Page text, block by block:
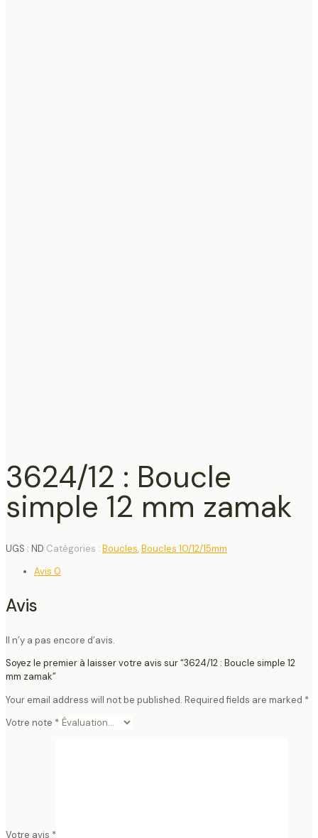
3624/12 : Boucle
simple 12 mm zamak
UGS : ND Catégories : Boucles,Boucles 10/12/15mm
Avis 0
Avis
Il n’y a pas encore d’avis.
Soyez le premier à laisser votre avis sur “3624/12 : Boucle simple 12
mm zamak”
Your email address will not be published. Required fields are marked *
Votre note *
Votre avis *